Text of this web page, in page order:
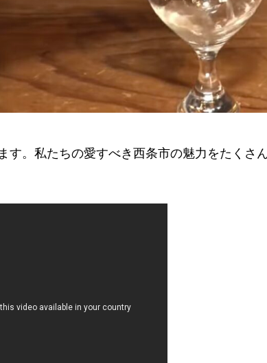
す。私たちの愛すべき西条市の魅力をたくさ